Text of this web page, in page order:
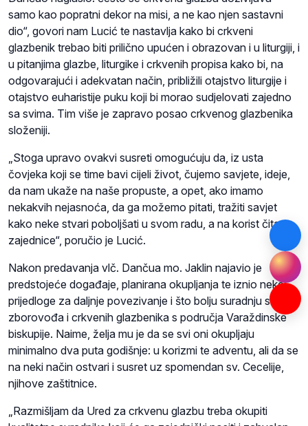
samo kao popratni dekor na misi, a ne kao njen sastavni
dio“, govori nam Lucić te nastavlja kako bi crkveni
glazbenik trebao biti prilično upućen i obrazovan i u liturgiji, i
u pitanjima glazbe, liturgike i crkvenih propisa kako bi, na
odgovarajući i adekvatan način, približili otajstvo liturgije i
otajstvo euharistije puku koji bi morao sudjelovati zajedno
sa svima. Tim više je zapravo posao crkvenog glazbenika
složeniji.
„Stoga upravo ovakvi susreti omogućuju da, iz usta
čovjeka koji se time bavi cijeli život, čujemo savjete, ideje,
da nam ukaže na naše propuste, a opet, ako imamo
nekakvih nejasnoća, da ga možemo pitati, tražiti savjet
kako neke stvari poboljšati u svom radu, a na korist čitave
zajednice“, poručio je Lucić.
Nakon predavanja vlč. Dančua mo. Jaklin najavio je
predstojeće događaje, planirana okupljanja te iznio neke
prijedloge za daljnje povezivanje i što bolju suradnju svih
zborovođa i crkvenih glazbenika s područja Varaždinske
biskupije. Naime, želja mu je da se svi oni okupljaju
minimalno dva puta godišnje: u korizmi te adventu, ali da se
na neki način ostvari i susret uz spomendan sv. Cecelije,
njihove zaštitnice.
„Razmišljam da Ured za crkvenu glazbu treba okupiti